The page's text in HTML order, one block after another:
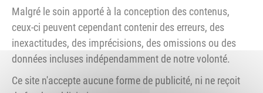
Malgré le soin apporté à la conception des contenus,
ceux-ci peuvent cependant contenir des erreurs, des
inexactitudes, des imprécisions, des omissions ou des
données incluses indépendamment de notre volonté.
Ce site n'accepte aucune forme de publicité, ni ne reçoit